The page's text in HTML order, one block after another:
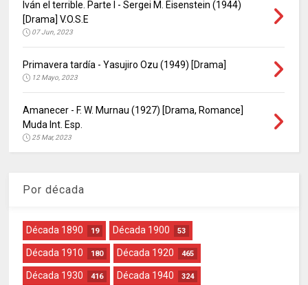
Iván el terrible. Parte I - Sergei M. Eisenstein (1944)
[Drama] V.O.S.E
07 Jun, 2023
Primavera tardía - Yasujiro Ozu (1949) [Drama]
12 Mayo, 2023
Amanecer - F. W. Murnau (1927) [Drama, Romance]
Muda Int. Esp.
25 Mar, 2023
Por década
Década 1890 19 Década 1900 53
Década 1910 180 Década 1920 465
Década 1930 416 Década 1940 324